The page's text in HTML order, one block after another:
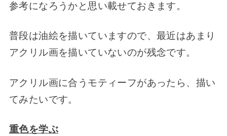
参考になろうかと思い載せておきます。
普段は油絵を描いていますので、最近はあまり
アクリル画を描いていないのが残念です。
アクリル画に合うモティーフがあったら、描い
てみたいです。
重色を学ぶ